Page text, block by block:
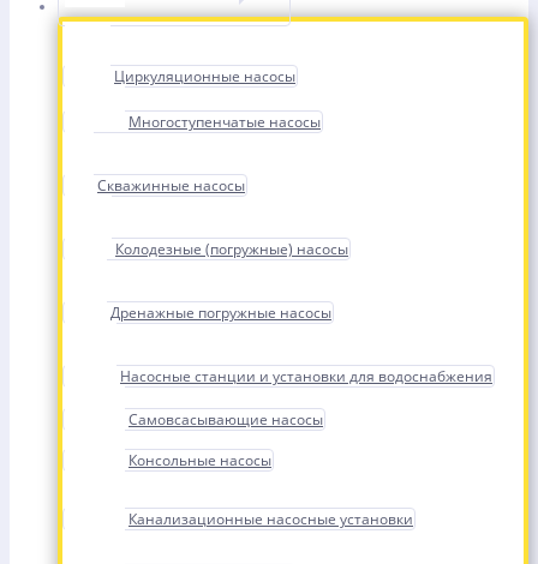
Циркуляционные насосы
Многоступенчатые насосы
Скважинные насосы
Колодезные (погружные) насосы
Дренажные погружные насосы
Насосные станции и установки для водоснабжения
Самовсасывающие насосы
Консольные насосы
Канализационные насосные установки